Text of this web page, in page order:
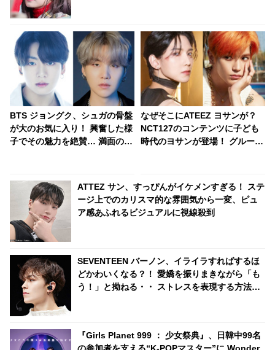
BTS ジョングク、シュガの骨盤
が大のお気に入り！ 興奮した様
子でその魅力を絶賛… 満面の笑
なぜそこにATEEZ ヨサンが？
NCT127のコンテンツに子ども
時代のヨサンが登場！ グループ
ATTEZ サン、すっぴんがイケメンすぎる！ ステ
ージ上でのカリスマ的な雰囲気から一変、ピュ
ア感あふれるビジュアルに視線殺到
SEVENTEEN バーノン、イライラすればするほ
どかわいくなる？！ 愛嬌を振りまきながら「も
う！」と拗ねる・・ ストレスを表現する方法が
『Girls Planet 999 ： 少女祭典』、日韓中99名
の参加者を支える“K-POPマスター”に Wonder